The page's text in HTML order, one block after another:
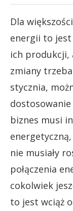
Dla
energii to
ich produkcji,
zmiany
stycznia,
dostosowanie
biznes musi
nie musiały
połączenia
cokolwiek
to jest wciąż